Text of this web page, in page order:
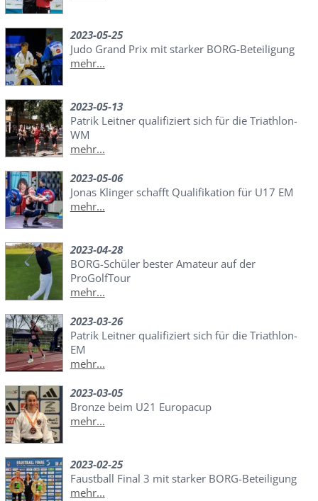
2023-05-25
Judo Grand Prix mit starker BORG-Beteiligung
mehr...
2023-05-13
Patrik Leitner qualifiziert sich für die Triathlon-
WM
mehr...
2023-05-06
Jonas Klinger schafft Qualifikation für U17 EM
mehr...
2023-04-28
BORG-Schüler bester Amateur auf der
ProGolfTour
mehr...
2023-03-26
Patrik Leitner qualifiziert sich für die Triathlon-
EM
mehr...
2023-03-05
Bronze beim U21 Europacup
mehr...
2023-02-25
Faustball Final 3 mit starker BORG-Beteiligung
mehr...